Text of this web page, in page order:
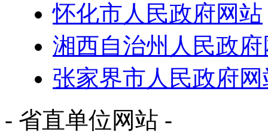
怀化市人民政府网站
湘西自治州人民政
张家界市人民政府网
- 省直单位网站 -